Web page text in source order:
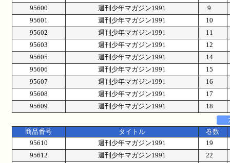
95600
週刊少年マガジン1991
9
95601
週刊少年マガジン1991
10
95602
週刊少年マガジン1991
11
95603
週刊少年マガジン1991
12
95605
週刊少年マガジン1991
14
95606
週刊少年マガジン1991
15
95607
週刊少年マガジン1991
16
95608
週刊少年マガジン1991
17
95609
週刊少年マガジン1991 18
商品番号 タイトル
巻数
95610
週刊少年マガジン1991
19
95612
週刊少年マガジン1991
22